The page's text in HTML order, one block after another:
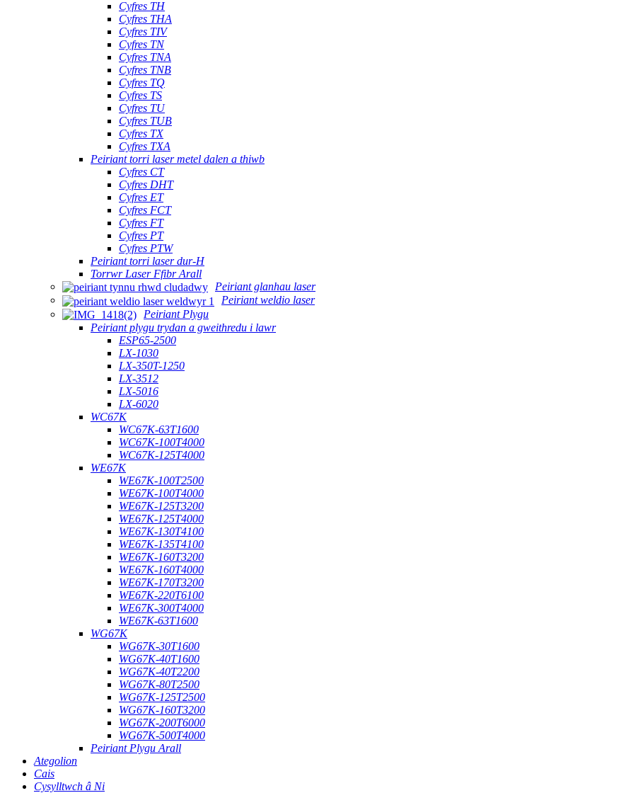
Cyfres TH
Cyfres THA
Cyfres TIV
Cyfres TN
Cyfres TNA
Cyfres TNB
Cyfres TQ
Cyfres TS
Cyfres TU
Cyfres TUB
Cyfres TX
Cyfres TXA
Peiriant torri laser metel dalen a thiwb
Cyfres CT
Cyfres DHT
Cyfres ET
Cyfres FCT
Cyfres FT
Cyfres PT
Cyfres PTW
Peiriant torri laser dur-H
Torrwr Laser Ffibr Arall
Peiriant glanhau laser
Peiriant weldio laser
Peiriant Plygu
Peiriant plygu trydan a gweithredu i lawr
ESP65-2500
LX-1030
LX-350T-1250
LX-3512
LX-5016
LX-6020
WC67K
WC67K-63T1600
WC67K-100T4000
WC67K-125T4000
WE67K
WE67K-100T2500
WE67K-100T4000
WE67K-125T3200
WE67K-125T4000
WE67K-130T4100
WE67K-135T4100
WE67K-160T3200
WE67K-160T4000
WE67K-170T3200
WE67K-220T6100
WE67K-300T4000
WE67K-63T1600
WG67K
WG67K-30T1600
WG67K-40T1600
WG67K-40T2200
WG67K-80T2500
WG67K-125T2500
WG67K-160T3200
WG67K-200T6000
WG67K-500T4000
Peiriant Plygu Arall
Ategolion
Cais
Cysylltwch â Ni